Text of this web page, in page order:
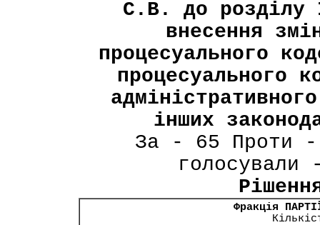
С.В. до розділу
внесення
процесуального
процесуального
інших
За - 65 Проти -
Фракція